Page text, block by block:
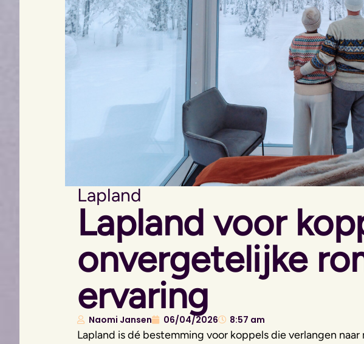
Lapland
Lapland voor
onvergetelijke
ervaring
Naomi Jansen 06/04/2026 8:57 am
Lapland is dé bestemming voor koppels die verlangen